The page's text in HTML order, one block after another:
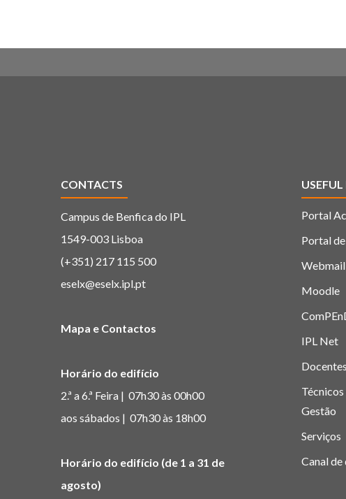
CONTACTS
Campus de Benfica do IPL
1549-003 Lisboa
(+351) 217 115 500
eselx@eselx.ipl.pt
Mapa e Contactos
Horário do edifício
2.ª a 6.ª Feira | 07h30 às 00h00
aos sábados | 07h30 às 18h00
Horário do edifício (de 1 a 31 de
agosto)
USEFUL
Portal
Portal
Webmail
Moodle
IPL Net
Docentes
Gestão
Serviços
Canal de